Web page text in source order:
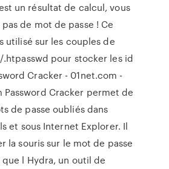
un résultat de calcul, vous
de mot de passe ! Ce
utilisé sur les couples de
pour stocker les id
Cracker - 01net.com -
Password Cracker permet de
de passe oubliés dans
et sous Internet Explorer. Il
la souris sur le mot de passe
l Hydra, un outil de